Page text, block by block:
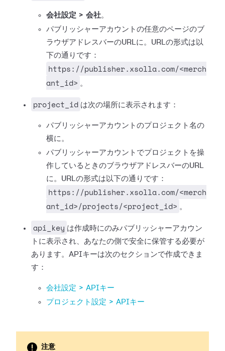
会社設定 > 会社。
パブリッシャーアカウントの任意のページのブ
ラウザアドレスバーのURLに。URLの形式は以
下の通りです：
https://publisher.xsolla.com/<merch
ant_id> 。
project_id は次の場所に表示されます：
パブリッシャーアカウントのプロジェクト名の
横に。
パブリッシャーアカウントでプロジェクトを操
作しているときのブラウザアドレスバーのURL
に。URLの形式は以下の通りです：
https://publisher.xsolla.com/<merch
ant_id>/projects/<project_id> 。
api_key は作成時にのみパブリッシャーアカウン
トに表示され、あなたの側で安全に保管する必要が
あります。APIキーは次のセクションで作成できま
す：
会社設定 > APIキー
プロジェクト設定 > APIキー
注意